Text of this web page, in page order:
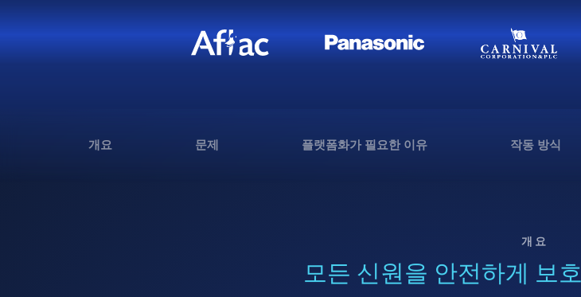
개요 문제 플랫폼화가 필요한 이유 작동 방식
개요
모든 신원을 안전하게 보호